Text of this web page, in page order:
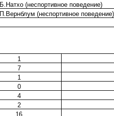
Б.Натхо (неспортивное поведение)
П.Вернблум (неспортивное поведение)
1
7
1
0
4
2
16